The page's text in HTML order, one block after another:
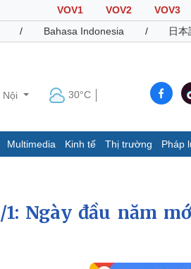
VOV1 VOV2 VOV3
/ Bahasa Indonesia / 日本
Nội 30°C
Multimedia Kinh tế Thị trường Pháp
tiết
Cuộc sống đó đây
Hồ sơ
Ngày đầu năm